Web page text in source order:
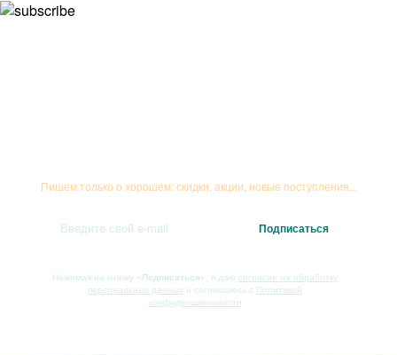
Пишем только о хорошем: скидки, акции, новые поступления...
Нажимая на кнопку «Подписаться» , я даю согласие на обработку
персональных данных и соглашаюсь с Политикой
конфиденциальности